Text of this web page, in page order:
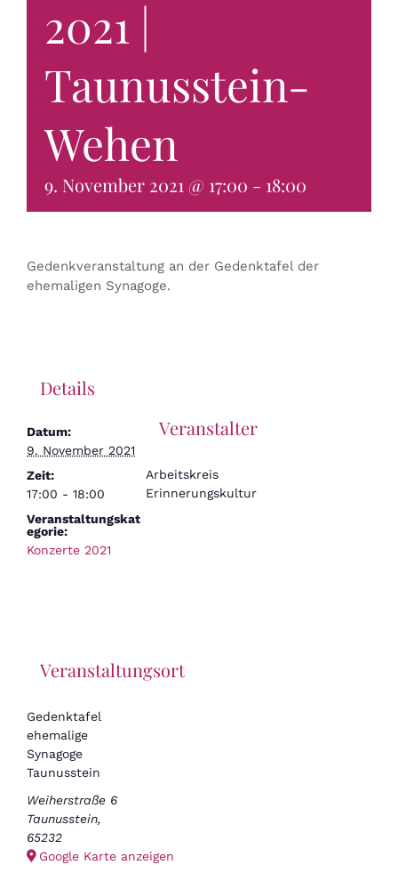
KONTAKT & BUCHEN
2021 |
Taunusstein-
Wehen
9. November 2021 @ 17:00 - 18:00
Gedenkveranstaltung an der Gedenktafel der
ehemaligen Synagoge.
Details
Datum:
9. November 2021
Zeit:
17:00 - 18:00
Veranstaltungskat
egorie:
Konzerte 2021
Veranstalter
Arbeitskreis
Erinnerungskultur
Veranstaltungsort
Gedenktafel
ehemalige
Synagoge
Taunusstein
Weiherstraße 6
Taunusstein,
65232
Google Karte anzeigen